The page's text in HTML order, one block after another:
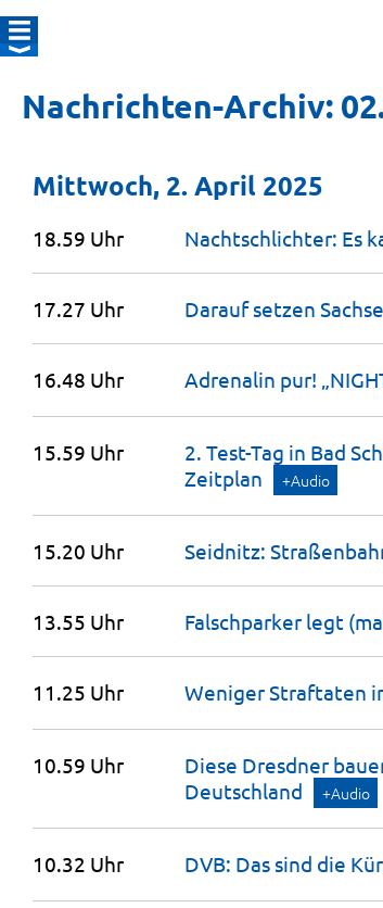
Nachrichten-Archiv:
Mittwoch, 2. April 2025
18.59 Uhr Nachtschlichter: Es
17.27 Uhr Darauf setzen
16.48 Uhr Adrenalin pur!
15.59 Uhr
2. Test-Tag in Bad
Zeitplan
+Audio
15.20 Uhr Seidnitz:
13.55 Uhr Falschparker legt
11.25 Uhr Weniger Straftaten
10.59 Uhr
Diese Dresdner
Deutschland
+Audio
10.32 Uhr DVB: Das sind die